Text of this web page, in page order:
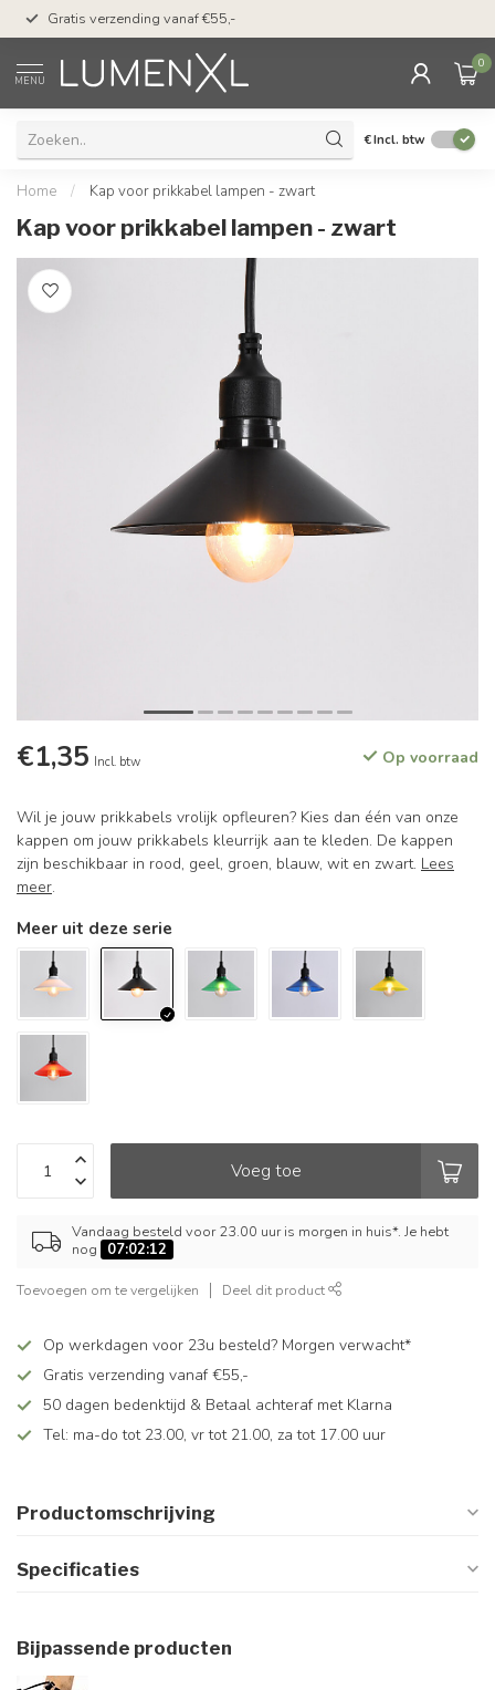
Gratis verzending vanaf €55,-
MENU
0
€Incl. btw
Home / Kap voor prikkabel lampen - zwart
Kap voor prikkabel lampen - zwart
€1,35 Incl. btw Op voorraad
Wil je jouw prikkabels vrolijk opfleuren? Kies dan één van onze
kappen om jouw prikkabels kleurrijk aan te kleden. De kappen
zijn beschikbaar in rood, geel, groen, blauw, wit en zwart. Lees
meer.
Meer uit deze serie
Voeg toe
Vandaag besteld voor 23.00 uur is morgen in huis*. Je hebt
nog
07:02:11
Toevoegen om te vergelijken Deel dit product
Op werkdagen voor 23u besteld? Morgen verwacht*
Gratis verzending vanaf €55,-
50 dagen bedenktijd & Betaal achteraf met Klarna
Tel: ma-do tot 23.00, vr tot 21.00, za tot 17.00 uur
Productomschrijving
Specificaties
Bijpassende producten